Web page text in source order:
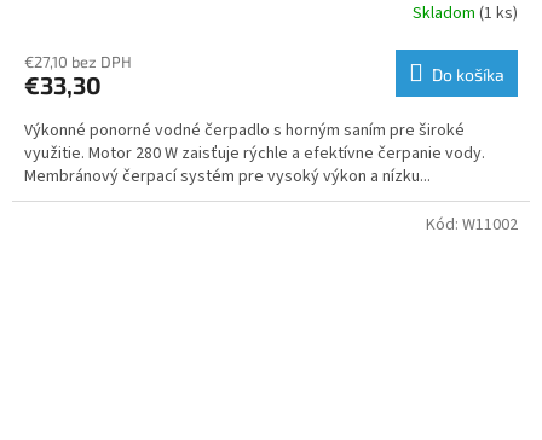
Skladom (1 ks)
€27,10 bez DPH
€33,30 Do košíka
Výkonné ponorné vodné čerpadlo s horným saním pre široké
využitie. Motor 280 W zaisťuje rýchle a efektívne čerpanie vody.
Membránový čerpací systém pre vysoký výkon a nízku...
Kód: W11002